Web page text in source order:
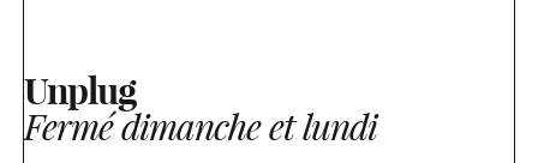
Unplug
Fermé dimanche et lundi